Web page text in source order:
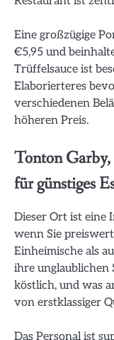
Eine großzügige
€5,95 und
Trüffelsauce ist
Elaborierteres
verschiedenen
höheren Preis.
Tonton
für günstiges
Dieser Ort ist eine
wenn Sie
Einheimische als
ihre unglaublichen
köstlich, und was
von erstklassiger
Das Personal ist